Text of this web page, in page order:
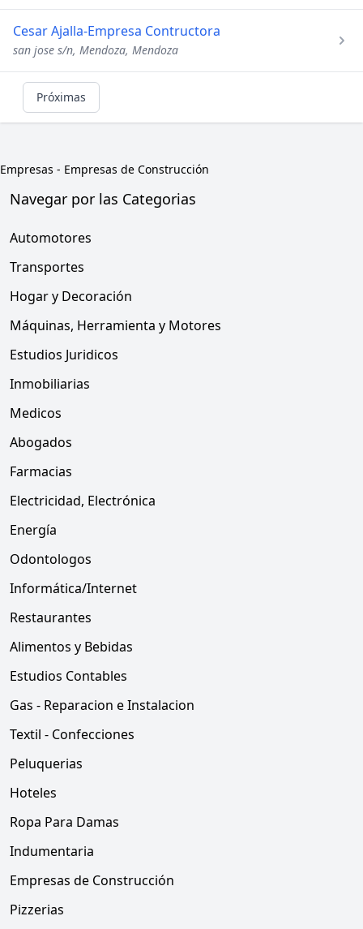
Cesar Ajalla-Empresa Contructora
san jose s/n, Mendoza, Mendoza
Próximas
Empresas - Empresas de Construcción
Navegar por las Categorias
Automotores
Transportes
Hogar y Decoración
Máquinas, Herramienta y Motores
Estudios Juridicos
Inmobiliarias
Medicos
Abogados
Farmacias
Electricidad, Electrónica
Energía
Odontologos
Informática/Internet
Restaurantes
Alimentos y Bebidas
Estudios Contables
Gas - Reparacion e Instalacion
Textil - Confecciones
Peluquerias
Hoteles
Ropa Para Damas
Indumentaria
Empresas de Construcción
Pizzerias